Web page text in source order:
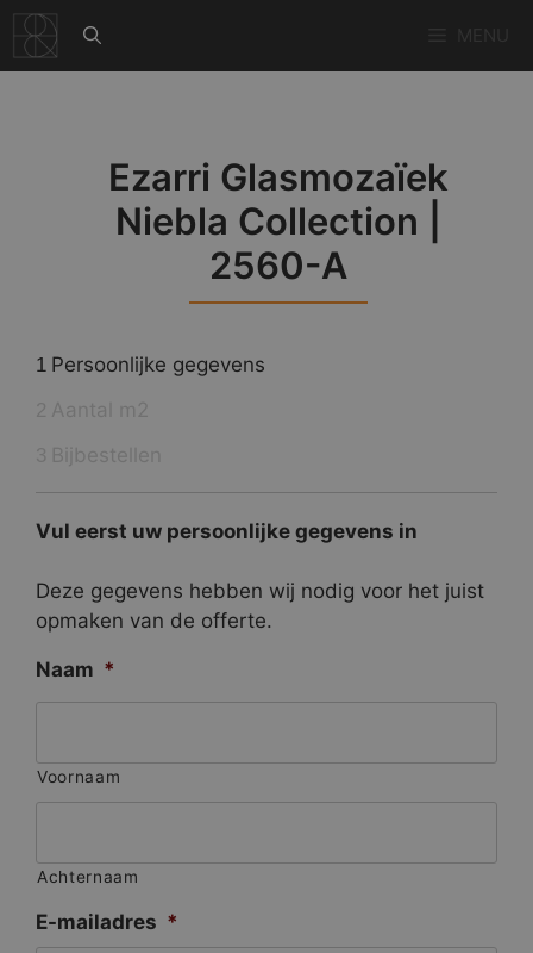
naar
de
Ezarri Glasmozaïek
Niebla Collection |
2560-A
1 Persoonlijke gegevens
Vul eerst uw persoonlijke gegevens in
Deze gegevens hebben wij nodig voor het juist
opmaken van de offerte.
Naam *
Voornaam
Achternaam
E-mailadres *